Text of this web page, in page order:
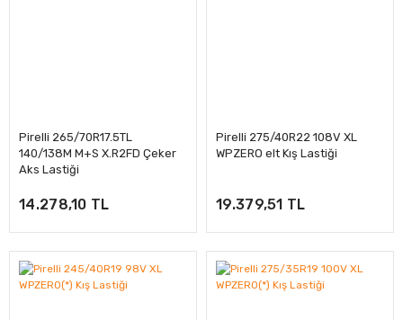
Pirelli 265/70R17.5TL
140/138M M+S X.R2FD Çeker
Aks Lastiği
14.278,10 TL
Pirelli 275/40R22 108V XL
WPZERO elt Kış Lastiği
19.379,51 TL